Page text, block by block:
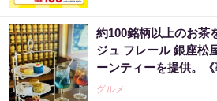
約100銘柄以上のお茶
ジュ フレール 銀座松
ーンティーを提供。《
グルメ